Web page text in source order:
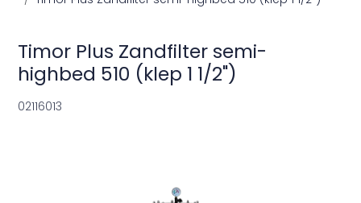
Timor Plus Zandfilter semi-
highbed 510 (klep 1 1/2")
02116013